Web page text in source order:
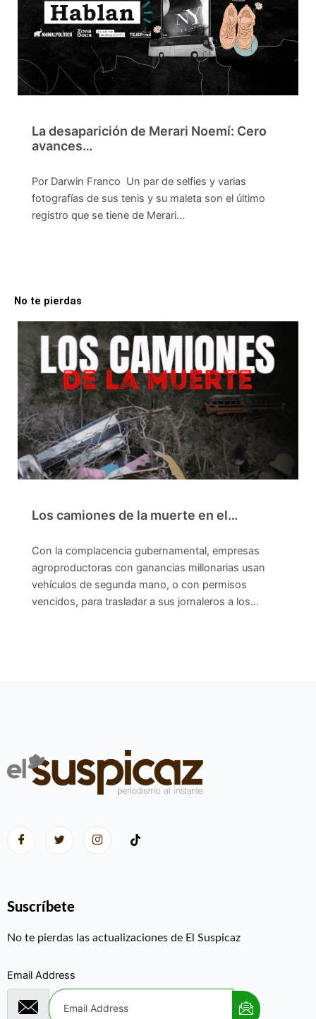
La desaparición de Merari Noemí: Cero
avances…
Por Darwin Franco Un par de selfies y varias
fotografías de sus tenis y su maleta son el último
registro que se tiene de Merari…
No te pierdas
Los camiones de la muerte en el…
Con la complacencia gubernamental, empresas
agroproductoras con ganancias millonarias usan
vehículos de segunda mano, o con permisos
vencidos, para trasladar a sus jornaleros a los…
Suscríbete
No te pierdas las actualizaciones de El Suspicaz
Email Address